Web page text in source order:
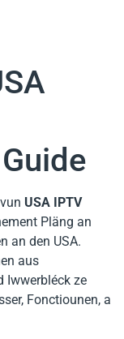
USA IPTV
Pläng an
an den USA.
aus
Iwwerbléck ze
Fonctiounen, a